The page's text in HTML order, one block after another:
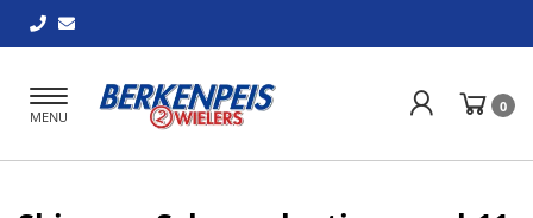
Toggle
navigation
MENU
0